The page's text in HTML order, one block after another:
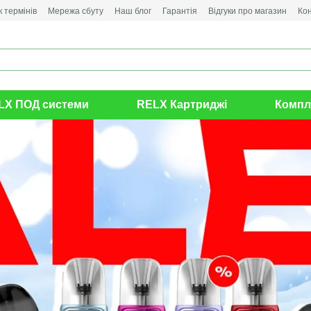
Мережа сбуту Наш блог Гарантія Відгуки про магазин
ПОД системи RELX Картриджі